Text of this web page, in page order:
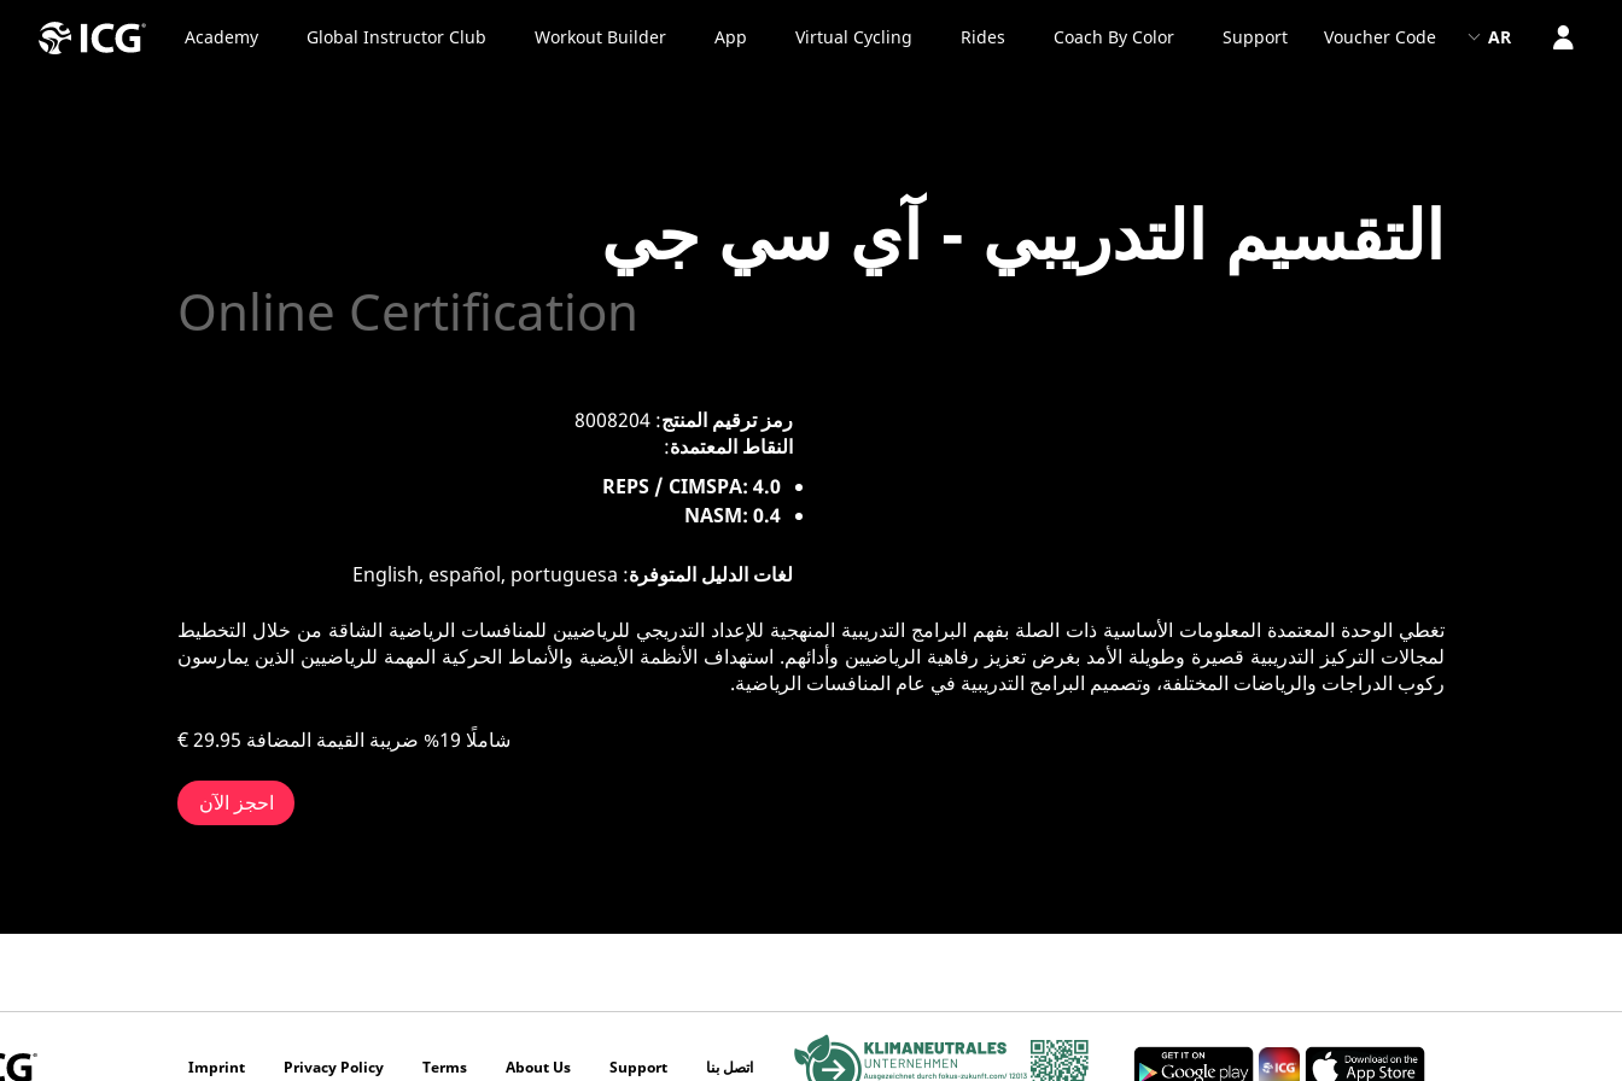
Academy Global Instructor Club Workout Builder App Virtual Cycling Rides Coach By Color Support Voucher Code AR
التقسيم التدريبي - آي سي جي
Online Certification
رمز ترقيم المنتج: 8008204
النقاط المعتمدة:
REPS / CIMSPA: 4.0
NASM: 0.4
لغات الدليل المتوفرة: English, español, portuguesa
تغطي الوحدة المعتمدة المعلومات الأساسية ذات الصلة بفهم البرامج التدريبية المنهجية للإعداد التدريجي للرياضيين للمنافسات الرياضية الشاقة من خلال التخطيط
لمجالات التركيز التدريبية قصيرة وطويلة الأمد بغرض تعزيز رفاهية الرياضيين وأدائهم. استهداف الأنظمة الأيضية والأنماط الحركية المهمة للرياضيين الذين يمارسون
ركوب الدراجات والرياضات المختلفة، وتصميم البرامج التدريبية في عام المنافسات الرياضية.
€ 29.95 شاملًا 19% ضريبة القيمة المضافة
احجز الآن
Imprint Privacy Policy Terms About Us Support اتصل بنا